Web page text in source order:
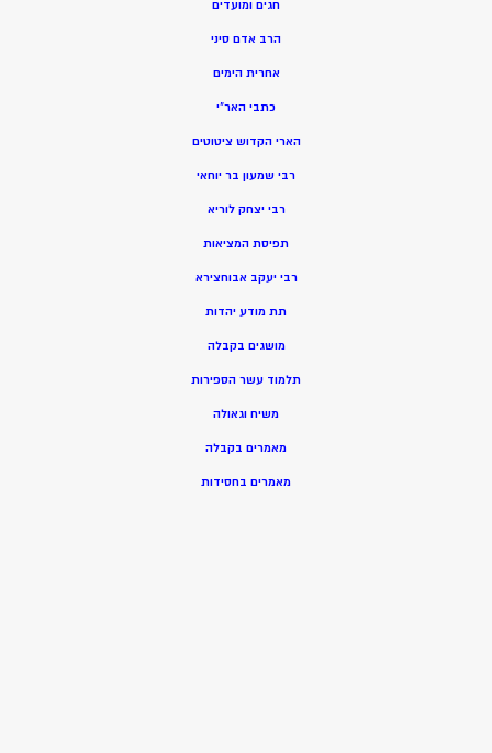
חגים ומועדים
הרב אדם סיני
אחרית הימים
כתבי האר”י
הארי הקדוש ציטוטים
רבי שמעון בר יוחאי
רבי יצחק לוריא
תפיסת המציאות
רבי יעקב אבוחצירא
תת מודע יהדות
מושגים בקבלה
תלמוד עשר הספירות
משיח וגאולה
מאמרים בקבלה
מאמרים בחסידות